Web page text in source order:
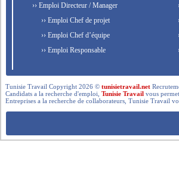
›› Emploi Directeur / Manager
›› Emploi Chef de projet
›› Emploi Chef d’équipe
›› Emploi Responsable
Tunisie Travail Copyright 2026 ©tunisietravail.net
Candidats a la recherche d'emploi,Tunisie Travail vous
Entreprises a la recherche de collaborateurs, Tunisie Travail